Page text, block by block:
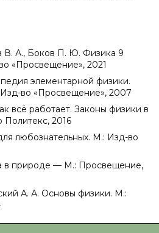
В. А., Боков П. Ю. Физика 9
«Просвещение», 2021
элементарной физики.
во «Просвещение», 2007
всё работает. Законы физики в
2016
любознательных. М.: Изд-во
в природе — М.: Просвещение,
А. А. Основы физики. М.: